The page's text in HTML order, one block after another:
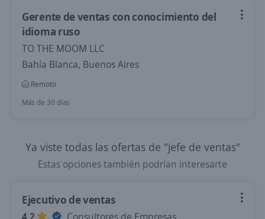
Gerente de ventas con conocimiento del
idioma ruso
TO THE MOOM LLC
Bahía Blanca, Buenos Aires
Remoto
Más de 30 días
Ya viste todas las ofertas de "jefe de ventas"
Estas opciones también podrían interesarte
Ejecutivo de ventas